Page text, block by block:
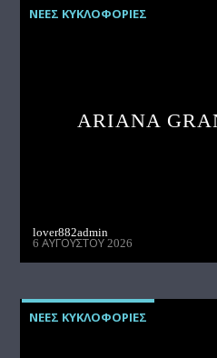
ΝΕΕΣ ΚΥΚΛΟΦΟΡΙΕΣ
ARIANA
lover882admin
6 ΑΥΓΟΎΣΤΟΥ 2026
ΝΕΕΣ ΚΥΚΛΟΦΟΡΙΕΣ